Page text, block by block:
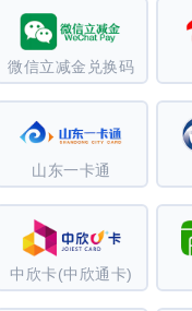
微信立减金兑换码
山东一卡通
中欣卡(中欣通卡)